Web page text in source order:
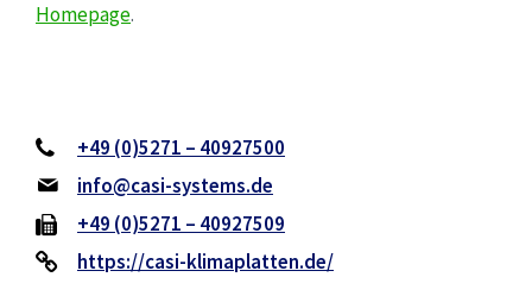
Homepage.
+49 (0)5271 – 40927500
info@casi-systems.de
+49 (0)5271 – 40927509
https://casi-klimaplatten.de/